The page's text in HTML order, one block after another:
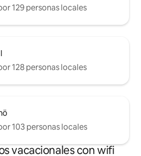
129 personas locales
128 personas locales
103 personas locales
vacacionales con wifi